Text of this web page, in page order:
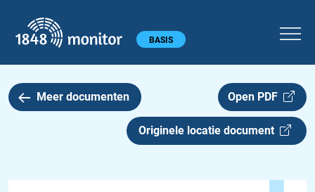
Hoofdmenu BASIS
Meer documenten Open PDF
Originele locatie document